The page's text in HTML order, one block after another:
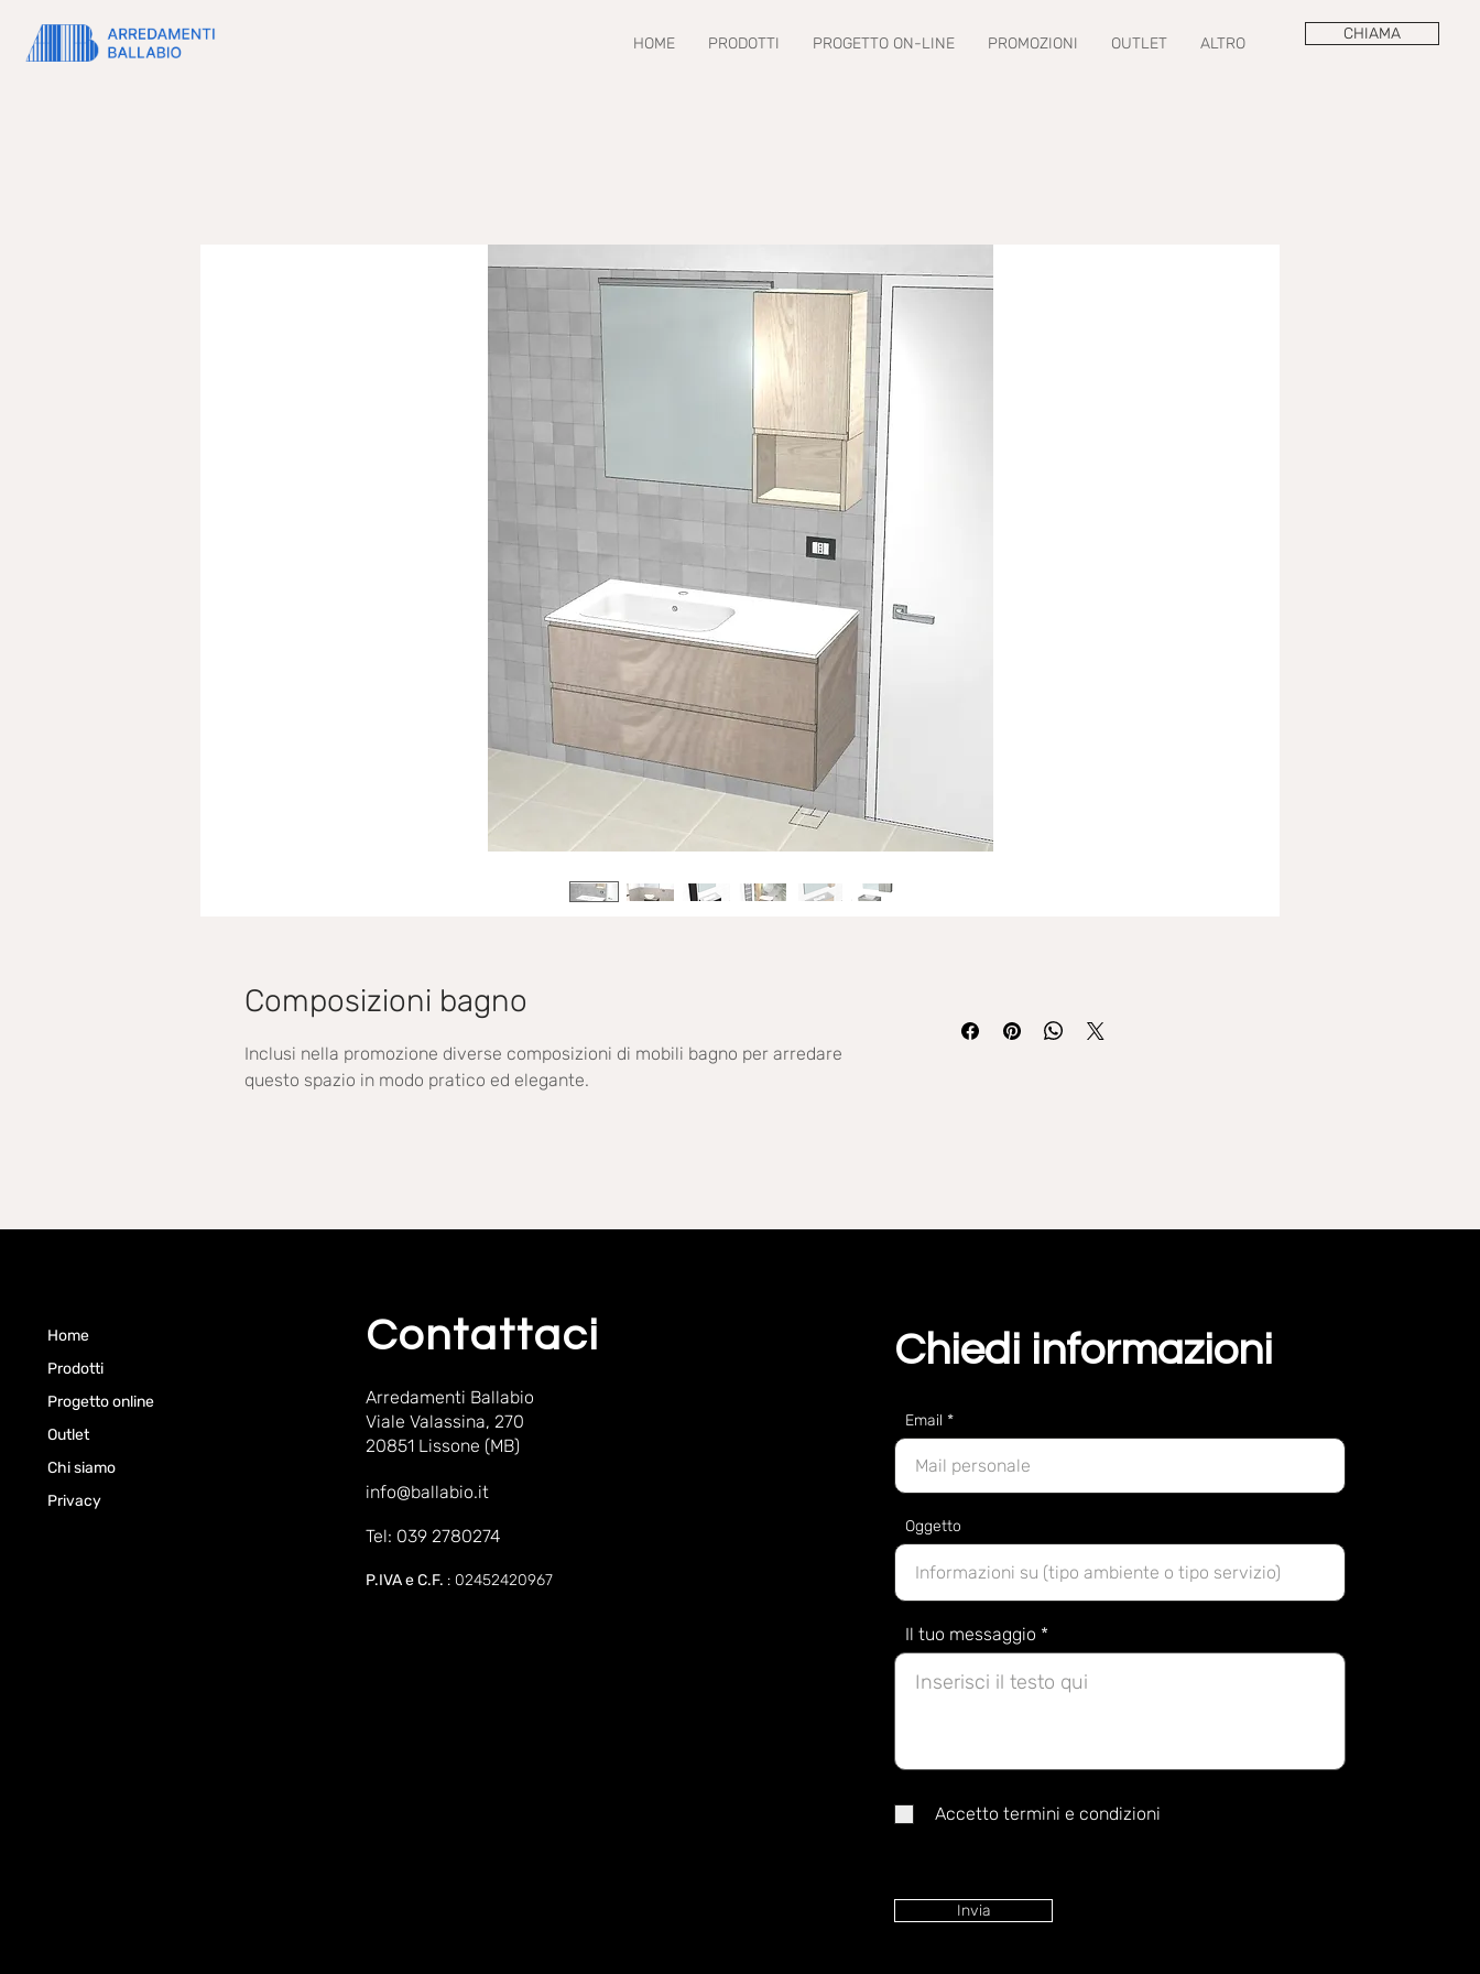
HOME PRODOTTI PROGETTO ON-LINE PROMOZIONI OUTLET ALTRO
CHIAMA
Composizioni bagno
Inclusi nella promozione diverse composizioni di mobili bagno per arredare
questo spazio in modo pratico ed elegante.
Home
Prodotti
Progetto online
Outlet
Chi siamo
Privacy
Contattaci
Arredamenti Ballabio
Viale Valassina, 270
20851 Lissone (MB)
info@ballabio.it
Tel: 039 2780274
P.IVA e C.F. : 02452420967
Chiedi informazioni
Email
Oggetto
Il tuo messaggio
Accetto termini e condizioni
Invia